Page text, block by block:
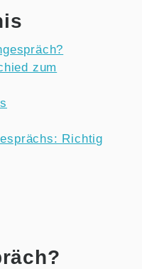
zum
Richtig